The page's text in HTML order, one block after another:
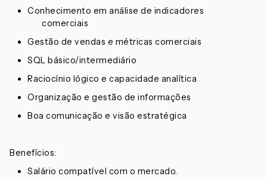
Conhecimento em análise de indicadores
comerciais
Gestão de vendas e métricas comerciais
SQL básico/intermediário
Raciocínio lógico e capacidade analítica
Organização e gestão de informações
Boa comunicação e visão estratégica
Benefícios:
Salário compatível com o mercado.